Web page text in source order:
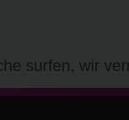
surfen, wir